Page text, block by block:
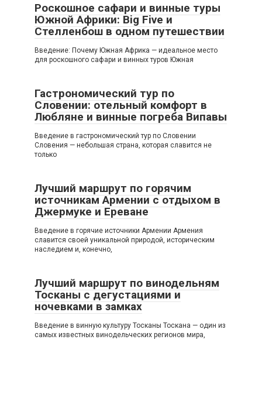
Роскошное сафари и винные туры
Южной Африки: Big Five и
Стелленбош в одном путешествии
Введение: Почему Южная Африка — идеальное место
для роскошного сафари и винных туров Южная
Гастрономический тур по
Словении: отельный комфорт в
Любляне и винные погреба Випавы
Введение в гастрономический тур по Словении
Словения — небольшая страна, которая славится не
только
Лучший маршрут по горячим
источникам Армении с отдыхом в
Джермуке и Ереване
Введение в горячие источники Армении Армения
славится своей уникальной природой, историческим
наследием и, конечно,
Лучший маршрут по винодельням
Тосканы с дегустациями и
ночевками в замках
Введение в винную культуру Тосканы Тоскана — один из
самых известных винодельческих регионов мира,